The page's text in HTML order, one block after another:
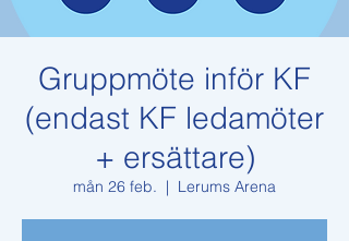
Gruppmöte inför KF
(endast KF ledamöter
+ ersättare)
mån 26 feb.
  |
Lerums Arena